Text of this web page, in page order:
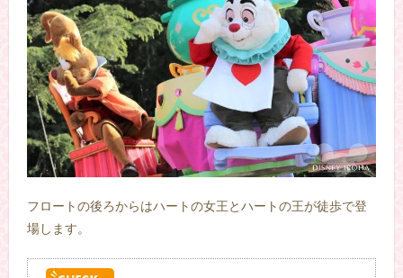
フロートの後ろからはハートの女王とハートの王が徒歩で登
場します。